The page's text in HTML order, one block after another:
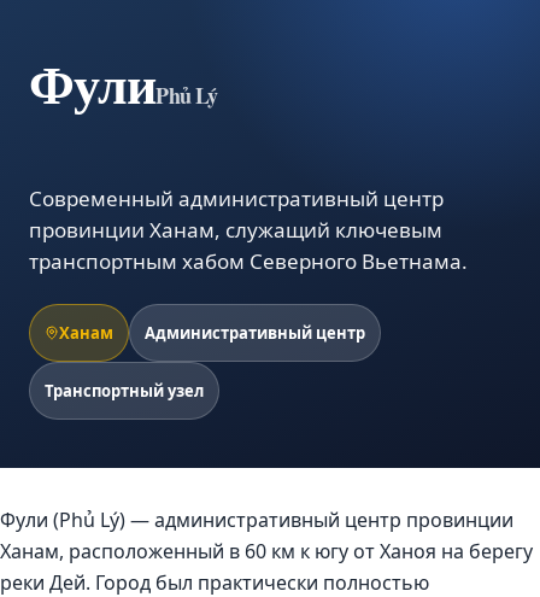
ФулиPhủ Lý
Современный административный центр
провинции Ханам, служащий ключевым
транспортным хабом Северного Вьетнама.
Ханам Административный центр
Транспортный узел
Фули (Phủ Lý) — административный центр провинции
Ханам, расположенный в 60 км к югу от Ханоя на берегу
реки Дей. Город был практически полностью